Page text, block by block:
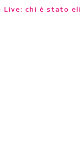
Live: chi è stato